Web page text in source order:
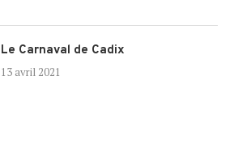
Le Carnaval de Cadix
13 avril 2021